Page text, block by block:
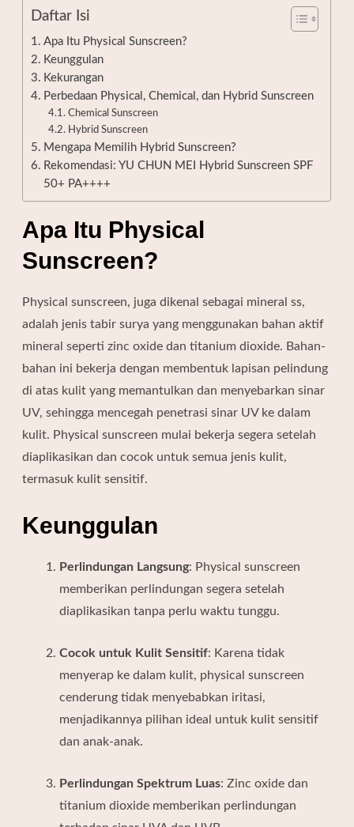
Daftar Isi
Apa Itu Physical Sunscreen?
Keunggulan
Kekurangan
Perbedaan Physical, Chemical, dan Hybrid Sunscreen
Chemical Sunscreen
Hybrid Sunscreen
Mengapa Memilih Hybrid Sunscreen?
Rekomendasi: YU CHUN MEI Hybrid Sunscreen SPF
50+ PA++++
Apa Itu Physical
Sunscreen?
Physical sunscreen, juga dikenal sebagai mineral ss,
adalah jenis tabir surya yang menggunakan bahan aktif
mineral seperti zinc oxide dan titanium dioxide. Bahan-
bahan ini bekerja dengan membentuk lapisan pelindung
di atas kulit yang memantulkan dan menyebarkan sinar
UV, sehingga mencegah penetrasi sinar UV ke dalam
kulit. Physical sunscreen mulai bekerja segera setelah
diaplikasikan dan cocok untuk semua jenis kulit,
termasuk kulit sensitif.
Keunggulan
Perlindungan Langsung: Physical sunscreen
memberikan perlindungan segera setelah
diaplikasikan tanpa perlu waktu tunggu.
Cocok untuk Kulit Sensitif: Karena tidak
menyerap ke dalam kulit, physical sunscreen
cenderung tidak menyebabkan iritasi,
menjadikannya pilihan ideal untuk kulit sensitif
dan anak-anak.
Perlindungan Spektrum Luas: Zinc oxide dan
titanium dioxide memberikan perlindungan